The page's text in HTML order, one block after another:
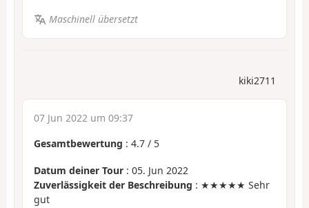
Maschinell übersetzt
kiki2711
07 Jun 2022 um 09:37
Gesamtbewertung : 4.7 / 5
Datum deiner Tour : 05. Jun 2022
Zuverlässigkeit der Beschreibung : ★★★★★ Sehr
gut